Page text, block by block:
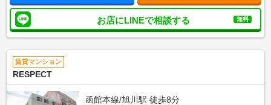
お店にLINEで相談する 無料
賃貸マンション
RESPECT
函館本線/旭川駅 徒歩8分